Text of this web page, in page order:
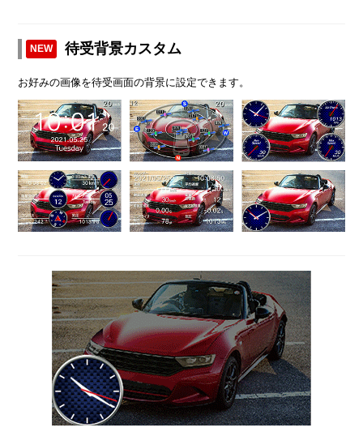
NEW 待受背景カスタム
お好みの画像を待受画面の背景に設定できます。